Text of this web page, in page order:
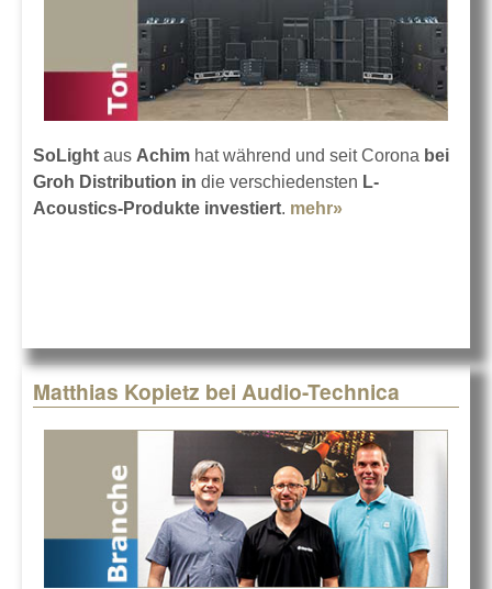
SoLight aus Achim hat während und seit Corona bei
Groh Distribution in die verschiedensten L-
Acoustics-Produkte investiert. mehr»
Matthias Kopietz bei Audio-Technica